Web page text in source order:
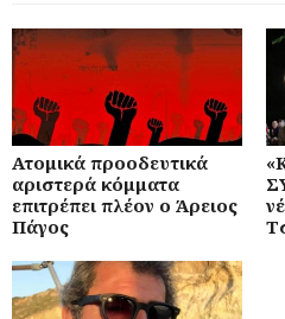
Ατομικά προοδευτικά
αριστερά κόμματα
επιτρέπει πλέον ο Άρειος
Πάγος